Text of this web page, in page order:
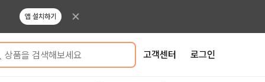
앱 설치하기
상품을 검색해보세요 고객센터 로그인